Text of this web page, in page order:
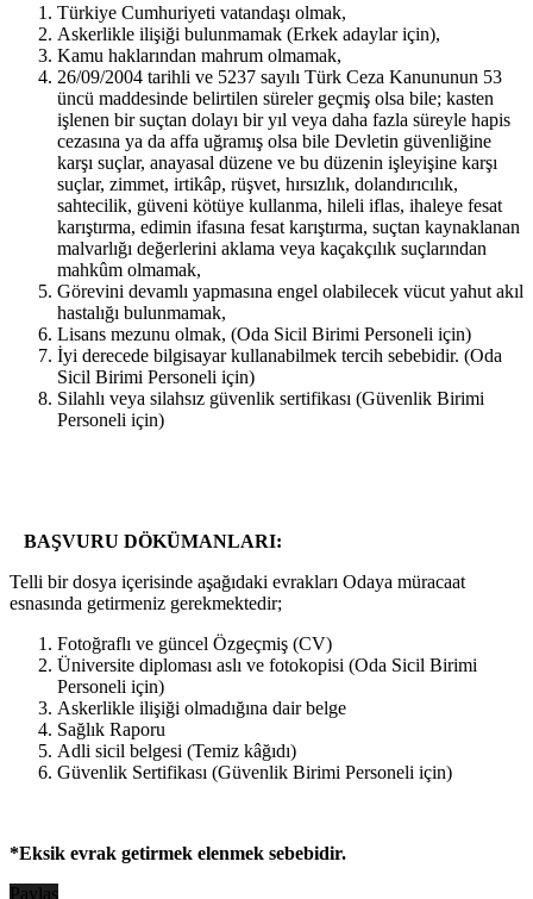
Türkiye Cumhuriyeti vatandaşı olmak,
Askerlikle ilişiği bulunmamak (Erkek adaylar için),
Kamu haklarından mahrum olmamak,
26/09/2004 tarihli ve 5237 sayılı Türk Ceza Kanununun 53
üncü maddesinde belirtilen süreler geçmiş olsa bile; kasten
işlenen bir suçtan dolayı bir yıl veya daha fazla süreyle hapis
cezasına ya da affa uğramış olsa bile Devletin güvenliğine
karşı suçlar, anayasal düzene ve bu düzenin işleyişine karşı
suçlar, zimmet, irtikâp, rüşvet, hırsızlık, dolandırıcılık,
sahtecilik, güveni kötüye kullanma, hileli iflas, ihaleye fesat
karıştırma, edimin ifasına fesat karıştırma, suçtan kaynaklanan
malvarlığı değerlerini aklama veya kaçakçılık suçlarından
mahkûm olmamak,
Görevini devamlı yapmasına engel olabilecek vücut yahut akıl
hastalığı bulunmamak,
Lisans mezunu olmak, (Oda Sicil Birimi Personeli için)
İyi derecede bilgisayar kullanabilmek tercih sebebidir. (Oda
Sicil Birimi Personeli için)
Silahlı veya silahsız güvenlik sertifikası (Güvenlik Birimi
Personeli için)
BAŞVURU DÖKÜMANLARI:
Telli bir dosya içerisinde aşağıdaki evrakları Odaya müracaat
esnasında getirmeniz gerekmektedir;
Fotoğraflı ve güncel Özgeçmiş (CV)
Üniversite diploması aslı ve fotokopisi (Oda Sicil Birimi
Personeli için)
Askerlikle ilişiği olmadığına dair belge
Sağlık Raporu
Adli sicil belgesi (Temiz kâğıdı)
Güvenlik Sertifikası (Güvenlik Birimi Personeli için)
*Eksik evrak getirmek elenmek sebebidir.
Paylaş